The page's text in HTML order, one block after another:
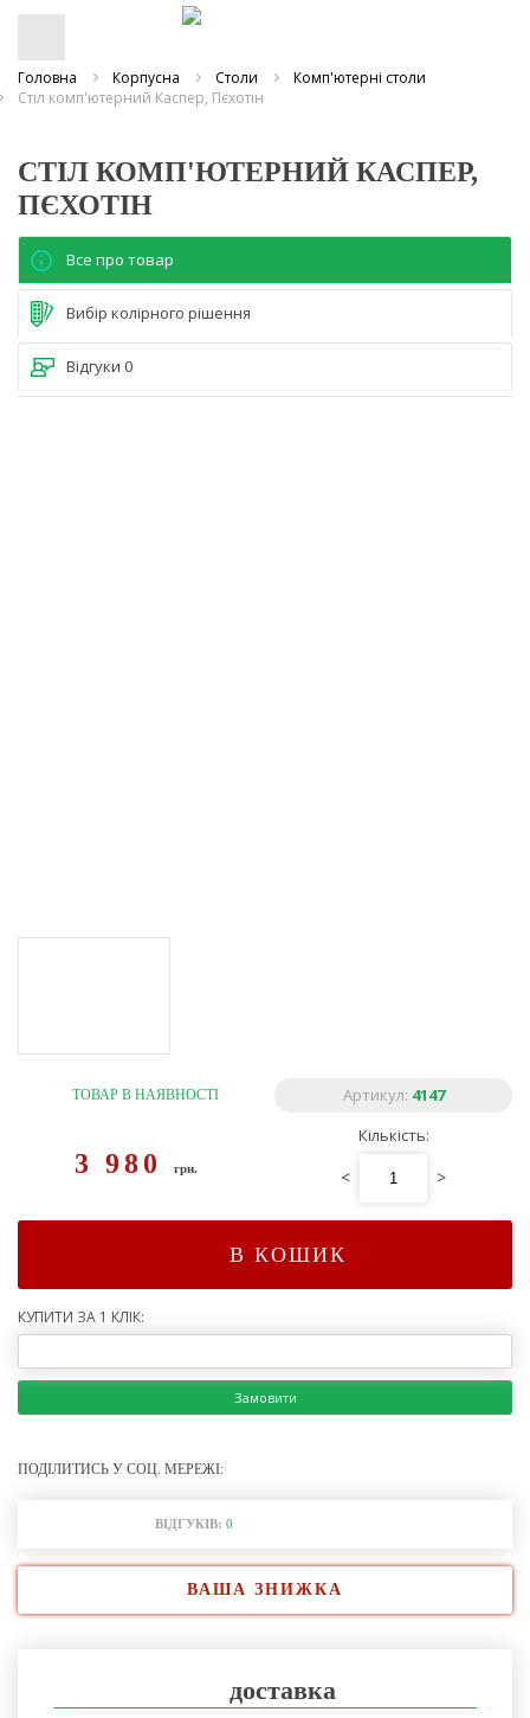
Головна Корпусна Столи
Комп'ютерні столи
Стіл комп'ютерний Каспер, Пєхотін
СТІЛ КОМП'ЮТЕРНИЙ КАСПЕР,
ПЄХОТІН
Все про товар
Вибір колірного рішення
Відгуки 0
ТОВАР В НАЯВНОСТІ Артикул: 4147
3 980грн.
Кількість:
< >
В КОШИК
КУПИТИ ЗА 1 КЛІК:
Замовити
ПОДІЛИТИСЬ У СОЦ. МЕРЕЖІ:
ВІДГУКІВ: 0
ВАША ЗНИЖКА
доставка